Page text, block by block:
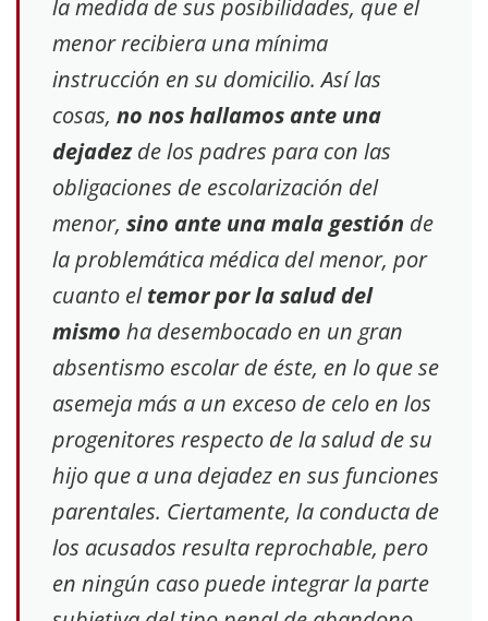
la medida de sus posibilidades, que el
menor recibiera una mínima
instrucción en su domicilio. Así las
cosas, no nos hallamos ante una
dejadezde los padres para con las
obligaciones de escolarización del
menor, sino ante una mala gestión de
la problemática médica del menor, por
cuanto eltemor por la salud del
mismo ha desembocado en un gran
absentismo escolar de éste, en lo que se
asemeja más a un exceso de celo en los
progenitores respecto de la salud de su
hijo que a una dejadez en sus funciones
parentales. Ciertamente, la conducta de
los acusados resulta reprochable, pero
en ningún caso puede integrar la parte